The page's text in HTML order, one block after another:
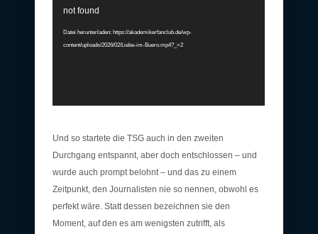
not found
Datei herunterladen: https://akademikerfanclub.de/wp-
content/uploads/2026/02/Liebe-im-Buero.mp4?_=2
Und so startete die TSG auch in den zweiten
Durchgang entspannt, aber doch entschlossen – und
wurde auch prompt belohnt – und das zu einem
Zeitpunkt, den Journalisten nie so nennen, obwohl es
perfekt wäre. Statt dessen bezeichnen sie den
Moment, auf den es am wenigsten zutrifft, als